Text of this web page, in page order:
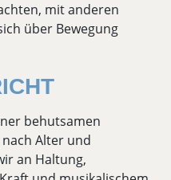
mit anderen
über Bewegung
behutsamen
Alter und
an Haltung,